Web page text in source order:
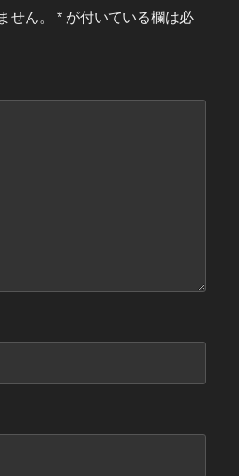
せん。 * が付いている欄は必